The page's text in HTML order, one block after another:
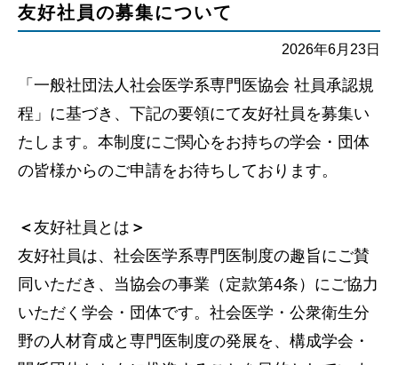
友好社員の募集について
2026年6月23日
「一般社団法人社会医学系専門医協会 社員承認規
程」に基づき、下記の要領にて友好社員を募集い
たします。本制度にご関心をお持ちの学会・団体
の皆様からのご申請をお待ちしております。
＜友好社員とは ＞
友好社員は、社会医学系専門医制度の趣旨にご賛
同いただき、当協会の事業（定款第4条）にご協力
いただく学会・団体です。社会医学・公衆衛生分
野の人材育成と専門医制度の発展を、構成学会・